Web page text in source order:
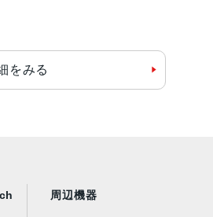
をみる
周辺機器